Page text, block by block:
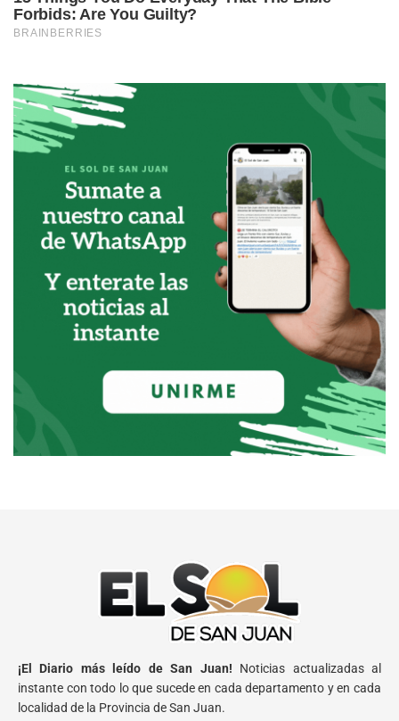
¡El Diario más leído de San Juan! Noticias actualizadas al
instante con todo lo que sucede en cada departamento y en cada
localidad de la Provincia de San Juan.